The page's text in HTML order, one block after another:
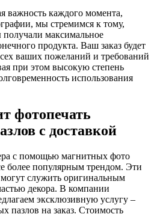
важность каждого момента,
мы стремимся к тому,
максимальное
продукта. Ваш заказ будет
ваших пожеланий и требований
при этом высокую степень
использования
фотопечать
с доставкой
с помощью магнитных фото
более популярным трендом. Эти
служить оригинальным
декора. В компании
эксклюзивную услугу –
пазлов на заказ. Стоимость